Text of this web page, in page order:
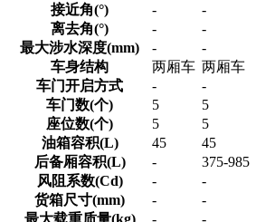
接近角(°)
- -
离去角(°)
- -
最大涉水深度(mm)
- -
车身结构
两厢车 两厢车
车门开启方式
- -
车门数(个)
5 5
座位数(个)
5 5
油箱容积(L)
45 45
后备厢容积(L)
- 375-985
风阻系数(Cd)
- -
货箱尺寸(mm)
- -
最大载重质量(kg)
- -